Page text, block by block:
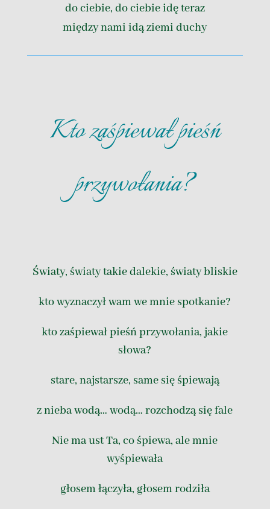
do ciebie, do ciebie idę teraz
między nami idą ziemi duchy
Kto zaśpiewał pieśń
przywołania?
Światy, światy takie dalekie, światy bliskie
kto wyznaczył wam we mnie spotkanie?
kto zaśpiewał pieśń przywołania, jakie
słowa?
stare, najstarsze, same się śpiewają
z nieba wodą… wodą… rozchodzą się fale
Nie ma ust Ta, co śpiewa, ale mnie
wyśpiewała
głosem łączyła, głosem rodziła